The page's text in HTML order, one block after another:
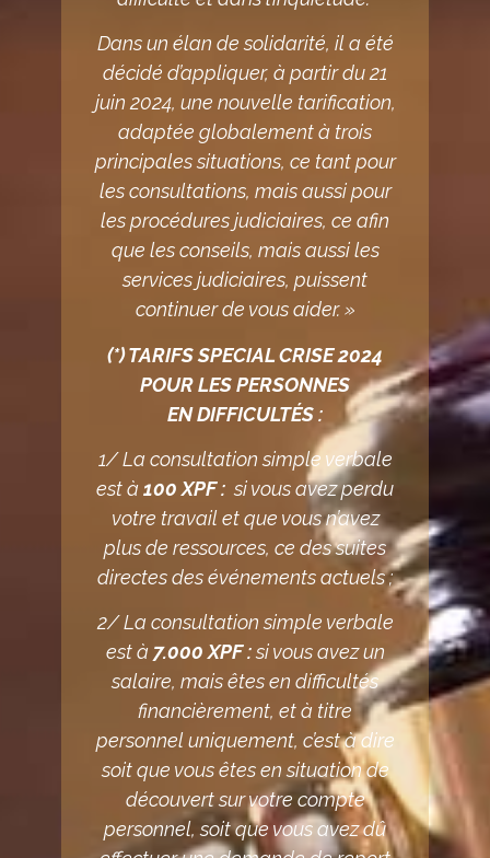
Dans un élan de solidarité, il a été
décidé d’appliquer, à partir du 21
juin 2024, une nouvelle tarification,
adaptée globalement à trois
principales situations, ce tant pour
les consultations, mais aussi pour
les procédures judiciaires, ce afin
que les conseils, mais aussi les
services judiciaires, puissent
continuer de vous aider. »
(*) TARIFS SPECIAL CRISE 2024
POUR LES PERSONNES
EN DIFFICULTÉS :
1/ La consultation simple verbale
est à 100 XPF : si vous avez perdu
votre travail et que vous n’avez
plus de ressources, ce des suites
directes des événements actuels ;
2/ La consultation simple verbale
est à 7.000 XPF :si vous avez un
salaire, mais êtes en difficultés
financièrement, et à titre
personnel uniquement, c’est à dire
soit que vous êtes en situation de
découvert sur votre compte
personnel, soit que vous avez dû